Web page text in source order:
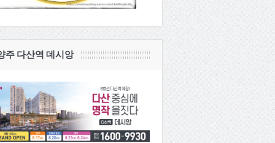
주 다산역 데시앙